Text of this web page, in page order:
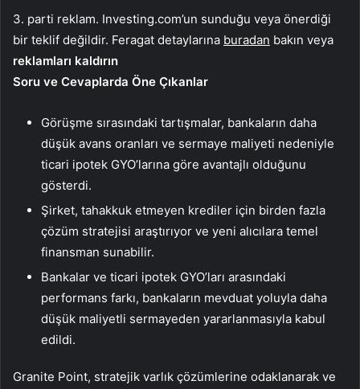
3. parti reklam. Investing.com’un sunduğu veya önerdiği
bir teklif değildir. Feragat detaylarına buradan bakın veya
reklamları kaldırın
Soru ve Cevaplarda Öne Çıkanlar
Görüşme sırasındaki tartışmalar, bankaların daha
düşük avans oranları ve sermaye maliyeti nedeniyle
ticari ipotek GYO’larına göre avantajlı olduğunu
gösterdi.
Şirket, tahakkuk etmeyen krediler için birden fazla
çözüm stratejisi araştırıyor ve yeni alıcılara temel
finansman sunabilir.
Bankalar ve ticari ipotek GYO’ları arasındaki
performans farkı, bankaların mevduat yoluyla daha
düşük maliyetli sermayeden yararlanmasıyla kabul
edildi.
Granite Point, stratejik varlık çözümlerine odaklanarak ve